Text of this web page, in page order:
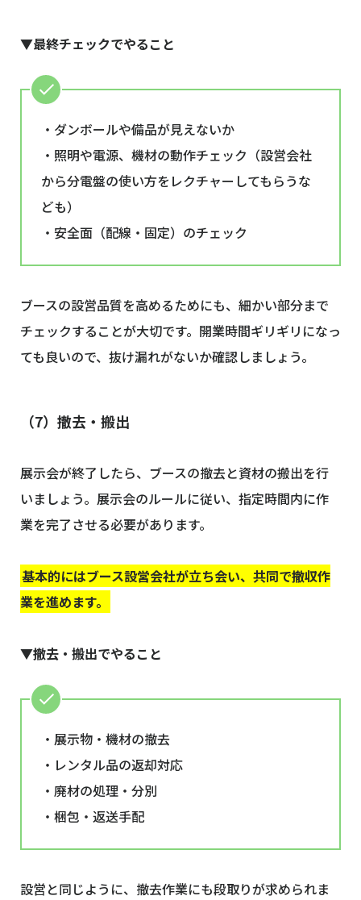
▼最終チェックでやること
・ダンボールや備品が見えないか
・照明や電源、機材の動作チェック（設営会社
から分電盤の使い方をレクチャーしてもらうな
ども）
・安全面（配線・固定）のチェック
ブースの設営品質を高めるためにも、細かい部分まで
チェックすることが大切です。開業時間ギリギリになっ
ても良いので、抜け漏れがないか確認しましょう。
（7）撤去・搬出
展示会が終了したら、ブースの撤去と資材の搬出を行
いましょう。展示会のルールに従い、指定時間内に作
業を完了させる必要があります。
基本的にはブース設営会社が立ち会い、共同で撤収作
業を進めます。
▼撤去・搬出でやること
・展示物・機材の撤去
・レンタル品の返却対応
・廃材の処理・分別
・梱包・返送手配
設営と同じように、撤去作業にも段取りが求められま